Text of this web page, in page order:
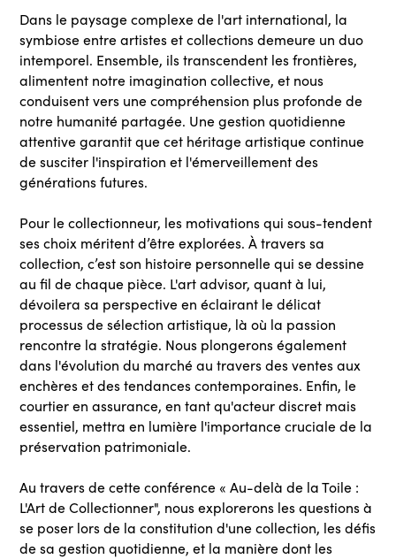
Dans le paysage complexe de l'art international, la
symbiose entre artistes et collections demeure un duo
intemporel. Ensemble, ils transcendent les frontières,
alimentent notre imagination collective, et nous
conduisent vers une compréhension plus profonde de
notre humanité partagée. Une gestion quotidienne
attentive garantit que cet héritage artistique continue
de susciter l'inspiration et l'émerveillement des
générations futures.
Pour le collectionneur, les motivations qui sous-tendent
ses choix méritent d’être explorées. À travers sa
collection, c’est son histoire personnelle qui se dessine
au fil de chaque pièce. L'art advisor, quant à lui,
dévoilera sa perspective en éclairant le délicat
processus de sélection artistique, là où la passion
rencontre la stratégie. Nous plongerons également
dans l'évolution du marché au travers des ventes aux
enchères et des tendances contemporaines. Enfin, le
courtier en assurance, en tant qu'acteur discret mais
essentiel, mettra en lumière l'importance cruciale de la
préservation patrimoniale.
Au travers de cette conférence « Au-delà de la Toile :
L'Art de Collectionner", nous explorerons les questions à
se poser lors de la constitution d'une collection, les défis
de sa gestion quotidienne, et la manière dont les